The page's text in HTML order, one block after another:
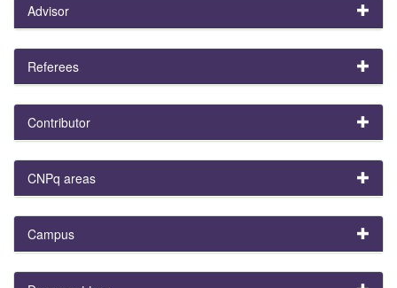
Advisor
Referees
Contributor
CNPq areas
Campus